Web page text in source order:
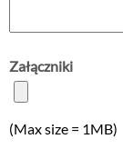
Załączniki
(Max size = 1MB)